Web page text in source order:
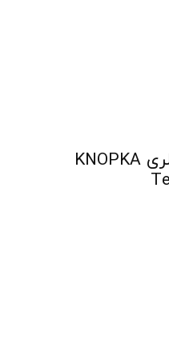
لیمونادهای سالم و کم‌کالری KNOPKA